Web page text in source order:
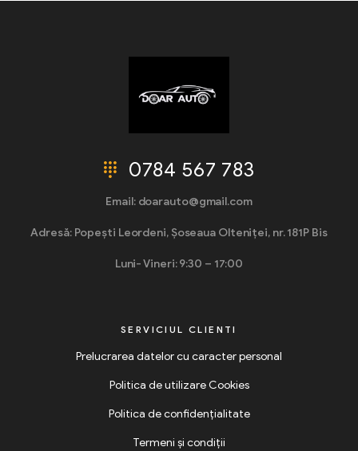
0784 567 783
Email: doarauto@gmail.com
Adresă: Popești Leordeni, Șoseaua Olteniței, nr. 181P Bis
Luni- Vineri: 9:30 – 17:00
SERVICIUL CLIENTI
Prelucrarea datelor cu caracter personal
Politica de utilizare Cookies
Politica de confidențialitate
Termeni și condiții